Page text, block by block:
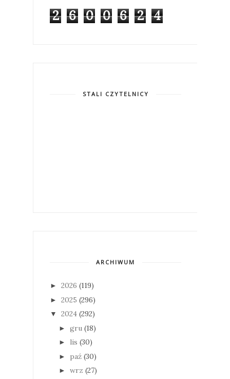
2 6 0 0 6 2 4
STALI CZYTELNICY
ARCHIWUM
► 2026 (119)
► 2025 (296)
▼ 2024 (292)
► gru (18)
► lis (30)
► paź (30)
► wrz (27)